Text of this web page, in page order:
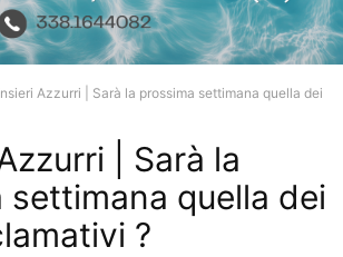
Azzurri | Sarà la prossima settimana quella dei
| Sarà la
settimana quella dei
?